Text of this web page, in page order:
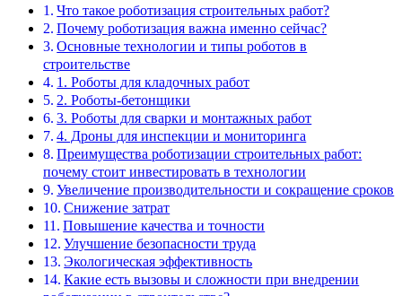
Что такое роботизация строительных работ?
Почему роботизация важна именно сейчас?
Основные технологии и типы роботов в
строительстве
1. Роботы для кладочных работ
2. Роботы-бетонщики
3. Роботы для сварки и монтажных работ
4. Дроны для инспекции и мониторинга
Преимущества роботизации строительных работ:
почему стоит инвестировать в технологии
Увеличение производительности и сокращение сроков
Снижение затрат
Повышение качества и точности
Улучшение безопасности труда
Экологическая эффективность
Какие есть вызовы и сложности при внедрении